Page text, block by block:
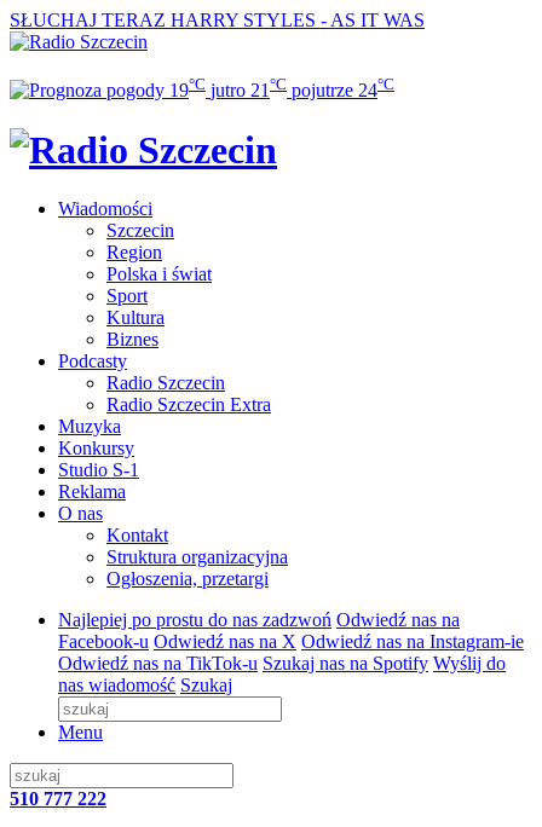
SŁUCHAJ TERAZ HARRY STYLES - AS IT WAS
19°C jutro 21 °C pojutrze 24°C
Wiadomości
Szczecin
Region
Polska i świat
Sport
Kultura
Biznes
Podcasty
Radio Szczecin
Radio Szczecin Extra
Muzyka
Konkursy
Studio S-1
Reklama
O nas
Kontakt
Struktura organizacyjna
Ogłoszenia, przetargi
Najlepiej po prostu do nas zadzwoń Odwiedź nas na
Facebook-u Odwiedź nas na X Odwiedź nas na Instagram-ie
Odwiedź nas na TikTok-u Szukaj nas na Spotify Wyślij do
nas wiadomość Szukaj
Menu
510 777 222